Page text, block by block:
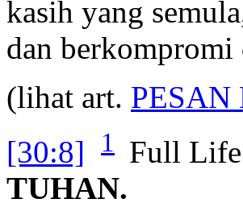
kasih yang
dan berkompromi
(lihat art. PESAN
[30:8]
1 Full Life
TUHAN.